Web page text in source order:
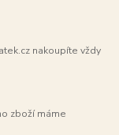
nakoupíte vždy
zboží máme